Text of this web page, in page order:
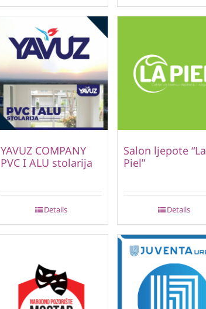
YAVUZ COMPANY
PVC I ALU stolarija
Details
Salon ljepote “La
Piel”
Details